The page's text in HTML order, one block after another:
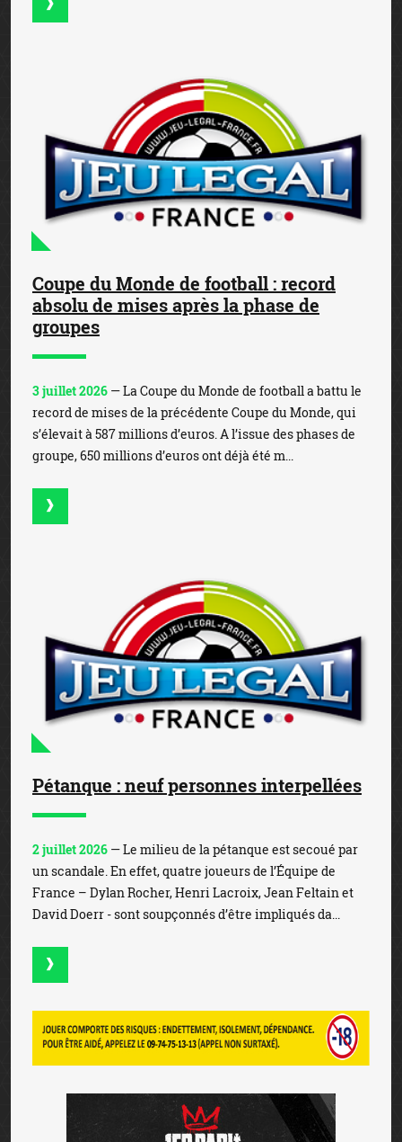
Coupe du Monde de football : record
absolu de mises après la phase de
groupes
3 juillet 2026 — La Coupe du Monde de football a battu le
record de mises de la précédente Coupe du Monde, qui
s’élevait à 587 millions d’euros. A l’issue des phases de
groupe, 650 millions d’euros ont déjà été m...
Pétanque : neuf personnes interpellées
2 juillet 2026 — Le milieu de la pétanque est secoué par
un scandale. En effet, quatre joueurs de l’Équipe de
France – Dylan Rocher, Henri Lacroix, Jean Feltain et
David Doerr - sont soupçonnés d’être impliqués da...